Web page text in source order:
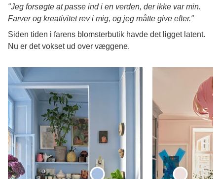
"Jeg forsøgte at passe ind i en verden, der ikke var min.
Farver og kreativitet rev i mig, og jeg måtte give efter."
Siden tiden i farens blomsterbutik havde det ligget latent.
Nu er det vokset ud over væggene.